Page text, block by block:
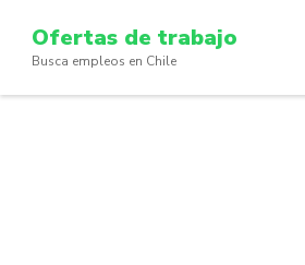
content
(Press
Ofertas de trabajo
Busca empleos en Chile